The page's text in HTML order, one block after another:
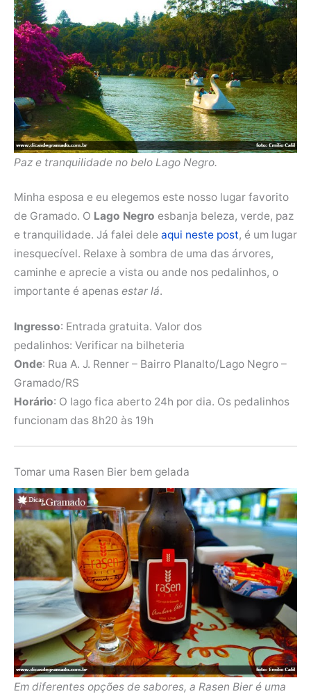
Paz e tranquilidade no belo Lago Negro.
Minha esposa e eu elegemos este nosso lugar favorito
de Gramado. O Lago Negro esbanja beleza, verde, paz
e tranquilidade. Já falei dele aqui neste post, é um lugar
inesquecível. Relaxe à sombra de uma das árvores,
caminhe e aprecie a vista ou ande nos pedalinhos, o
importante é apenas estar lá.
Ingresso: Entrada gratuita. Valor dos
pedalinhos: Verificar na bilheteria
Onde: Rua A. J. Renner – Bairro Planalto/Lago Negro –
Gramado/RS
Horário: O lago fica aberto 24h por dia. Os pedalinhos
funcionam das 8h20 às 19h
Tomar uma Rasen Bier bem gelada
Em diferentes opções de sabores, a Rasen Bier é uma